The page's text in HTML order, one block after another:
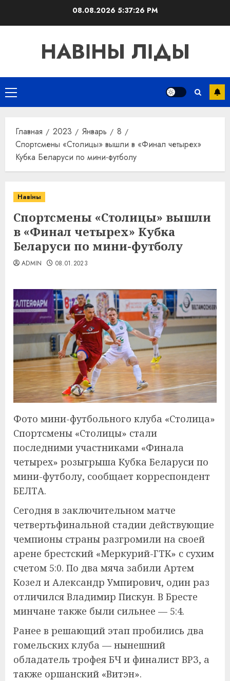
08.08.20265:37:27 PM
НАВІНЫ ЛІДЫ
Основное
меню
Главная 2023 Январь
8
Спортсмены «Столицы» вышли в «Финал четырех»
Кубка Беларуси по мини-футболу
Навіны
Спортсмены «Столицы» вышли
в «Финал четырех» Кубка
Беларуси по мини-футболу
ADMIN 08.01.2023
Фото мини-футбольного клуба «Столица»
Спортсмены «Столицы» стали
последними участниками «Финала
четырех» розыгрыша Кубка Беларуси по
мини-футболу, сообщает корреспондент
БЕЛТА.
Сегодня в заключительном матче
четвертьфинальной стадии действующие
чемпионы страны разгромили на своей
арене брестский «Меркурий-ГТК» с сухим
счетом 5:0. По два мяча забили Артем
Козел и Александр Умпирович, один раз
отличился Владимир Пискун. В Бресте
минчане также были сильнее — 5:4.
Ранее в решающий этап пробились два
гомельских клуба — нынешний
обладатель трофея БЧ и финалист ВРЗ, а
также оршанский «Витэн».